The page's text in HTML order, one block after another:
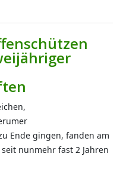
Ende gingen, fanden am
nunmehr fast 2 Jahren